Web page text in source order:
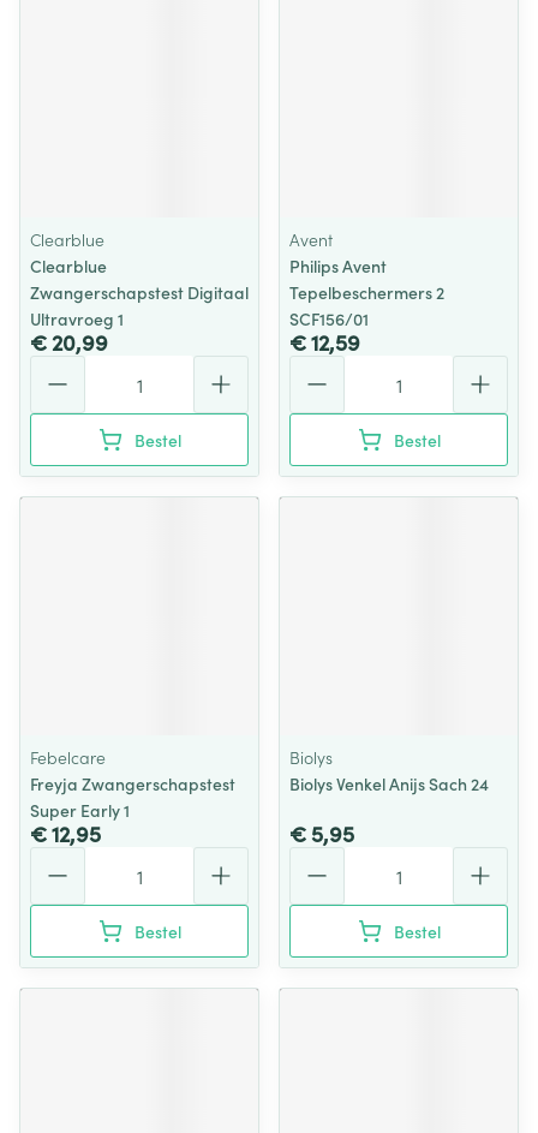
Clearblue
Clearblue
Zwangerschapstest Digitaal
Ultravroeg 1
€ 20,99
Bestel
Avent
Philips Avent
Tepelbeschermers 2
SCF156/01
€ 12,59
Bestel
Febelcare
Freyja Zwangerschapstest
Super Early 1
€ 12,95
Bestel
Biolys
Biolys Venkel Anijs Sach 24
€ 5,95
Bestel